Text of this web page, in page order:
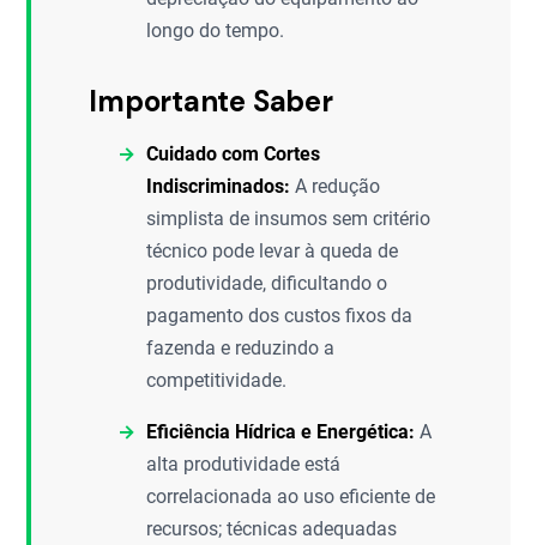
longo do tempo.
Importante Saber
Cuidado com Cortes
Indiscriminados: A redução
simplista de insumos sem critério
técnico pode levar à queda de
produtividade, dificultando o
pagamento dos custos fixos da
fazenda e reduzindo a
competitividade.
Eficiência Hídrica e Energética: A
alta produtividade está
correlacionada ao uso eficiente de
recursos; técnicas adequadas